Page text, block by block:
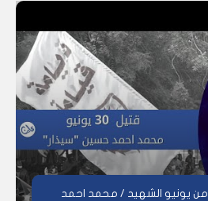
قتيل موكب ال 30 من يونيو الشهيد / محمد احمد